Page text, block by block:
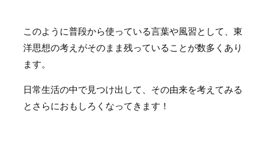
このように普段から使っている言葉や風習として、東
洋思想の考えがそのまま残っていることが数多くあり
ます。
日常生活の中で見つけ出して、その由来を考えてみる
とさらにおもしろくなってきます！